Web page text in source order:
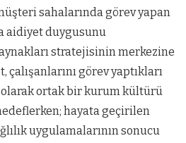
sahalarında görev yapan
aidiyet duygusunu
stratejisinin merkezine
çalışanlarını görev yaptıkları
olarak ortak bir kurum kültürü
hayata geçirilen
uygulamalarının sonucu